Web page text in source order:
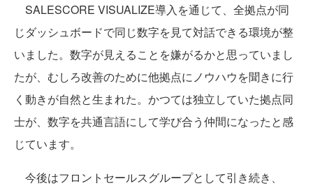
SALESCORE VISUALIZE導入を通じて、全拠点が同
じダッシュボードで同じ数字を見て対話できる環境が整
いました。数字が見えることを嫌がるかと思っていまし
たが、むしろ改善のために他拠点にノウハウを聞きに行
く動きが自然と生まれた。かつては独立していた拠点同
士が、数字を共通言語にして学び合う仲間になったと感
じています。
今後はフロントセールスグループとして引き続き、